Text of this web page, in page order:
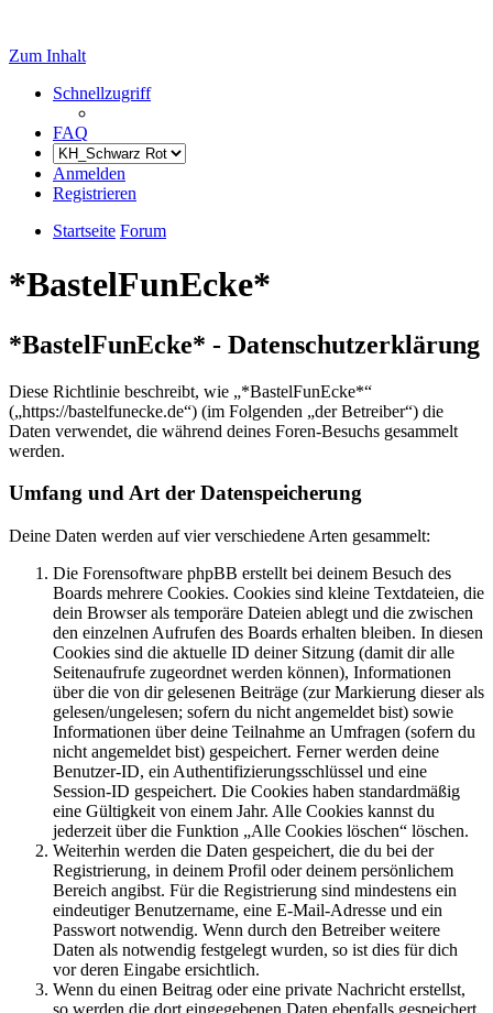
Zum Inhalt
Schnellzugriff
FAQ
Anmelden
Registrieren
Startseite Forum
*BastelFunEcke*
*BastelFunEcke* - Datenschutzerklärung
Diese Richtlinie beschreibt, wie „*BastelFunEcke*“
(„https://bastelfunecke.de“) (im Folgenden „der Betreiber“) die
Daten verwendet, die während deines Foren-Besuchs gesammelt
werden.
Umfang und Art der Datenspeicherung
Deine Daten werden auf vier verschiedene Arten gesammelt:
Die Forensoftware phpBB erstellt bei deinem Besuch des
Boards mehrere Cookies. Cookies sind kleine Textdateien, die
dein Browser als temporäre Dateien ablegt und die zwischen
den einzelnen Aufrufen des Boards erhalten bleiben. In diesen
Cookies sind die aktuelle ID deiner Sitzung (damit dir alle
Seitenaufrufe zugeordnet werden können), Informationen
über die von dir gelesenen Beiträge (zur Markierung dieser als
gelesen/ungelesen; sofern du nicht angemeldet bist) sowie
Informationen über deine Teilnahme an Umfragen (sofern du
nicht angemeldet bist) gespeichert. Ferner werden deine
Benutzer-ID, ein Authentifizierungsschlüssel und eine
Session-ID gespeichert. Die Cookies haben standardmäßig
eine Gültigkeit von einem Jahr. Alle Cookies kannst du
jederzeit über die Funktion „Alle Cookies löschen“ löschen.
Weiterhin werden die Daten gespeichert, die du bei der
Registrierung, in deinem Profil oder deinem persönlichem
Bereich angibst. Für die Registrierung sind mindestens ein
eindeutiger Benutzername, eine E-Mail-Adresse und ein
Passwort notwendig. Wenn durch den Betreiber weitere
Daten als notwendig festgelegt wurden, so ist dies für dich
vor deren Eingabe ersichtlich.
Wenn du einen Beitrag oder eine private Nachricht erstellst,
so werden die dort eingegebenen Daten ebenfalls gespeichert.